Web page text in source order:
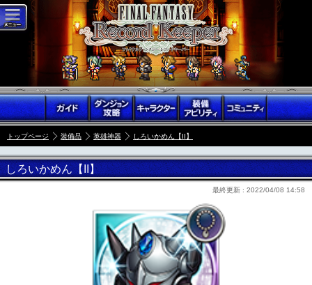
トップページ 装備品 英雄神器 しろいかめん【II】
しろいかめん【II】
最終更新 : 2022/04/08 14:58